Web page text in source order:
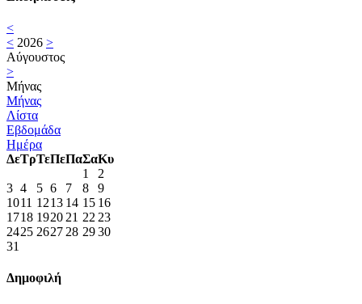
<
< 2026 >
Αύγουστος
>
Μήνας
Μήνας
Λίστα
Εβδομάδα
Ημέρα
ΔεΤρΤεΠεΠαΣαΚυ
1
2
3 4 5 6 7 8
9
1011 1213 14 15 16
1718 1920 21 22 23
2425 2627 28 2930
31
Δημοφιλή